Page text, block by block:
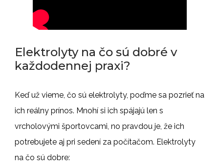
Elektrolyty na čo sú dobré v
každodennej praxi?
Keď už vieme, čo sú elektrolyty, poďme sa pozrieť na
ich reálny prínos. Mnohí si ich spájajú len s
vrcholovými športovcami, no pravdou je, že ich
potrebujete aj pri sedení za počítačom. Elektrolyty
na čo sú dobre: